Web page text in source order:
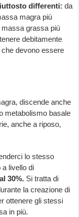
differenti: da
magra più
massa grassa più
debitamente
che devono essere
discende anche
metabolismo basale
anche a riposo,
lo stesso
livello di
30%. Si tratta di
la creazione di
ottenere gli stessi
in più.